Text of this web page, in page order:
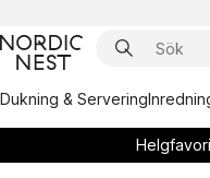
Dukning & Servering